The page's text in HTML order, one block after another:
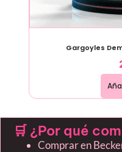
Gargoyles
🛒 ¿Por qué
Comprar en